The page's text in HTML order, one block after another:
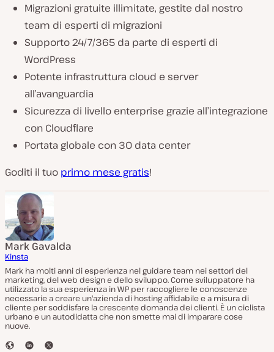
Migrazioni gratuite illimitate, gestite dal nostro
team di esperti di migrazioni
Supporto 24/7/365 da parte di esperti di
WordPress
Potente infrastruttura cloud e server
all’avanguardia
Sicurezza di livello enterprise grazie all’integrazione
con Cloudflare
Portata globale con 30 data center
Goditi il tuo primo mese gratis!
Mark Gavalda
Kinsta
Mark ha molti anni di esperienza nel guidare team nei settori del
marketing, del web design e dello sviluppo. Come sviluppatore ha
utilizzato la sua esperienza in WP per raccogliere le conoscenze
necessarie a creare un'azienda di hosting affidabile e a misura di
cliente per soddisfare la crescente domanda dei clienti. È un ciclista
urbano e un autodidatta che non smette mai di imparare cose
nuove.
S
L
T